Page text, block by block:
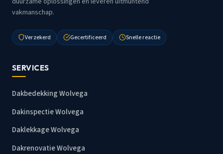
vakmanschap.
Verzekerd Gecertificeerd Snelle reactie
SERVICES
Dakbedekking Wolvega
Dakinspectie Wolvega
Daklekkage Wolvega
Dakrenovatie Wolvega